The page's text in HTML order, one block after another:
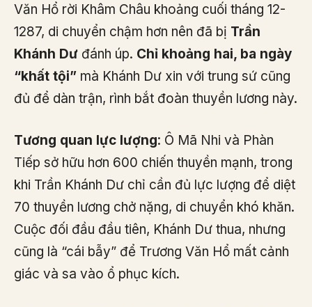
Văn Hổ rời Khâm Châu khoảng cuối tháng 12-
1287, di chuyển chậm hơn nên đã bị Trần
Khánh Dư đánh úp. Chỉ khoảng hai, ba ngày
“khất tội” mà Khánh Dư xin với trung sứ cũng
đủ để dàn trận, rình bắt đoàn thuyền lương này.
Tương quan lực lượng: Ô Mã Nhi và Phàn
Tiếp sở hữu hơn 600 chiến thuyền mạnh, trong
khi Trần Khánh Dư chỉ cần đủ lực lượng để diệt
70 thuyền lương chở nặng, di chuyển khó khăn.
Cuộc đối đầu đầu tiên, Khánh Dư thua, nhưng
cũng là “cái bẫy” để Trương Văn Hổ mất cảnh
giác và sa vào ổ phục kích.